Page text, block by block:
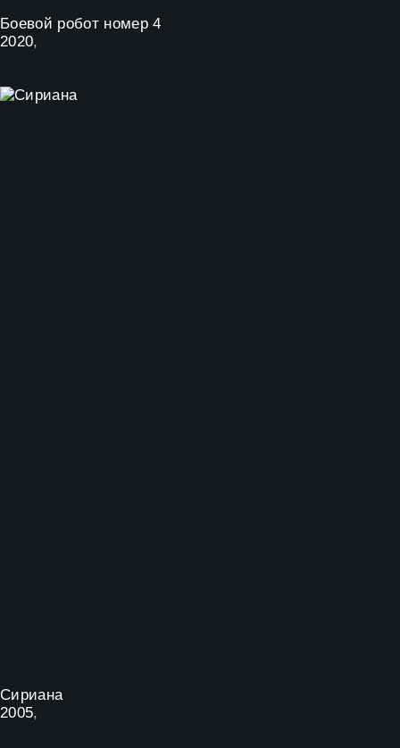
Боевой робот номер 4
2020,
Сириана
2005,